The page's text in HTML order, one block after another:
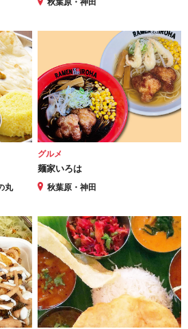
秋葉原・神田
丸
グルメ
麺家いろは
秋葉原・神田